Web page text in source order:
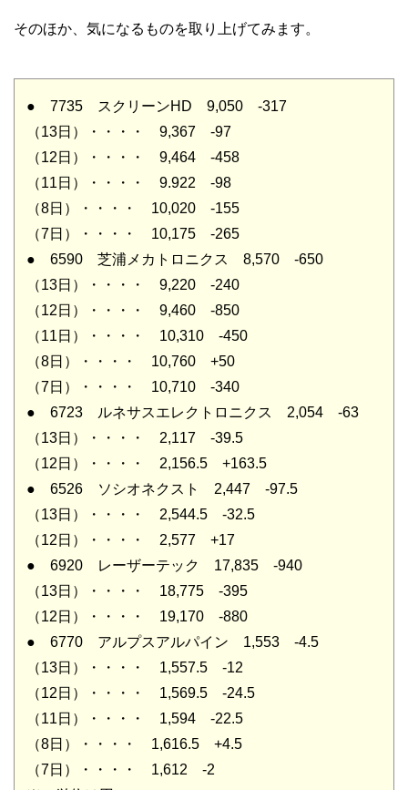
そのほか、気になるものを取り上げてみます。
● 7735 スクリーンHD 9,050 -317
（13日）・・・・ 9,367 -97
（12日）・・・・ 9,464 -458
（11日）・・・・ 9.922 -98
（8日）・・・・ 10,020 -155
（7日）・・・・ 10,175 -265
● 6590 芝浦メカトロニクス 8,570 -650
（13日）・・・・ 9,220 -240
（12日）・・・・ 9,460 -850
（11日）・・・・ 10,310 -450
（8日）・・・・ 10,760 +50
（7日）・・・・ 10,710 -340
● 6723 ルネサスエレクトロニクス 2,054 -63
（13日）・・・・ 2,117 -39.5
（12日）・・・・ 2,156.5 +163.5
● 6526 ソシオネクスト 2,447 -97.5
（13日）・・・・ 2,544.5 -32.5
（12日）・・・・ 2,577 +17
● 6920 レーザーテック 17,835 -940
（13日）・・・・ 18,775 -395
（12日）・・・・ 19,170 -880
● 6770 アルプスアルパイン 1,553 -4.5
（13日）・・・・ 1,557.5 -12
（12日）・・・・ 1,569.5 -24.5
（11日）・・・・ 1,594 -22.5
（8日）・・・・ 1,616.5 +4.5
（7日）・・・・ 1,612 -2